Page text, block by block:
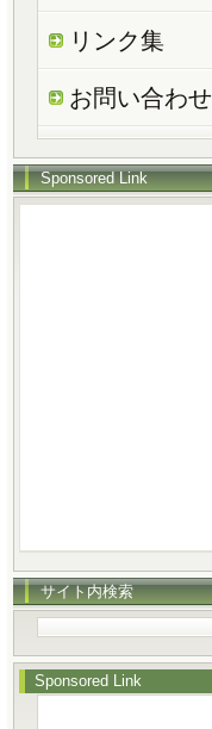
リンク集
お問い合わせ
Sponsored Link
サイト内検索
Sponsored Link